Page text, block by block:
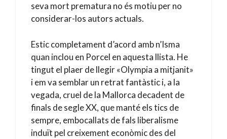
seva mort prematura no és motiu per no
considerar-los autors actuals.
Estic completament d’acord amb n’Isma
quan inclou en Porcel en aquesta llista. He
tingut el plaer de llegir «Olympia a mitjanit»
i em va semblar un retrat fantàstic i, a la
vegada, cruel de la Mallorca decadent de
finals de segle XX, que manté els tics de
sempre, embocallats de fals liberalisme
induït pel creixement econòmic des del